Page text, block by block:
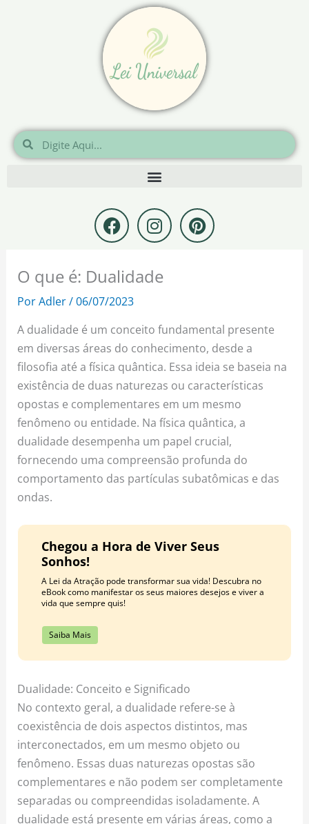
Pesquisar
Pesquisar
F
a
c
e
b
o
k
I
n
s
t
a
r
a
m
P
i
n
s
t
O que é: Dualidade
PorAdler/06/07/2023
A dualidade é um conceito fundamental presente
em diversas áreas do conhecimento, desde a
filosofia até a física quântica. Essa ideia se baseia na
existência de duas naturezas ou características
opostas e complementares em um mesmo
fenômeno ou entidade. Na física quântica, a
dualidade desempenha um papel crucial,
fornecendo uma compreensão profunda do
comportamento das partículas subatômicas e das
ondas.
Chegou a Hora de Viver Seus
Sonhos!
A Lei da Atração pode transformar sua vida! Descubra no
eBook como manifestar os seus maiores desejos e viver a
vida que sempre quis!
Saiba Mais
Dualidade: Conceito e Significado
No contexto geral, a dualidade refere-se à
coexistência de dois aspectos distintos, mas
interconectados, em um mesmo objeto ou
fenômeno. Essas duas naturezas opostas são
complementares e não podem ser completamente
separadas ou compreendidas isoladamente. A
dualidade está presente em várias áreas, como a